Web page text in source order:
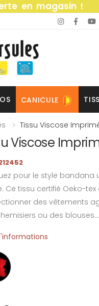
en magasin !
CANICULE
Tissu Viscose
Viscose
pour le style bandana
Ce tissu certifié Oeko-
des vêtements
ou des blouses...